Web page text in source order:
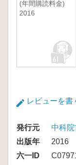
(年間購読料金)
2016
レビューを書
発行元
中科
出版年
2016
六一ID